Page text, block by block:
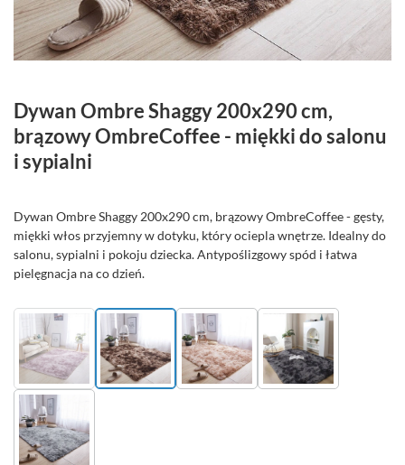
Dywan Ombre Shaggy 200x290 cm,
brązowy OmbreCoffee - miękki do salonu
i sypialni
Dywan Ombre Shaggy 200x290 cm, brązowy OmbreCoffee - gęsty,
miękki włos przyjemny w dotyku, który ociepla wnętrze. Idealny do
salonu, sypialni i pokoju dziecka. Antypoślizgowy spód i łatwa
pielęgnacja na co dzień.